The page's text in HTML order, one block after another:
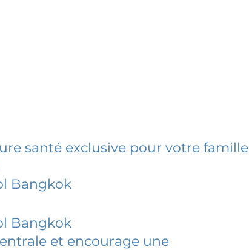
santé exclusive pour votre famille
Bangkok
Bangkok
et encourage une